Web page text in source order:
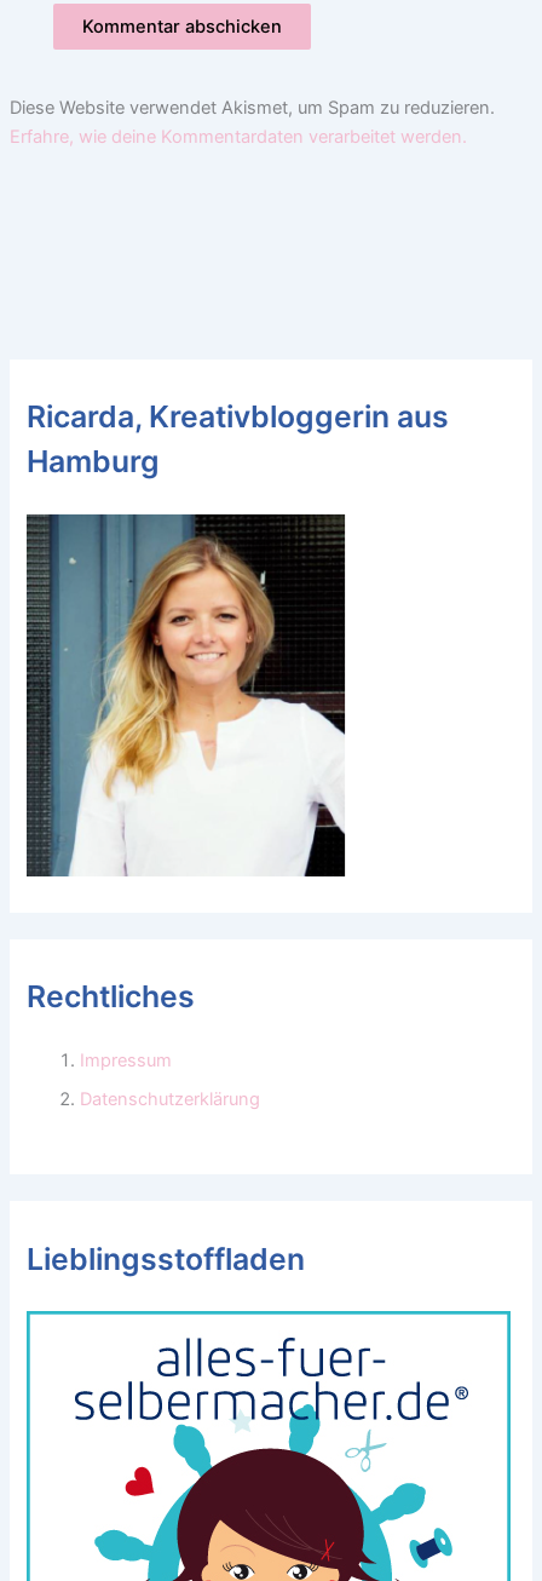
Diese Website verwendet Akismet, um Spam zu reduzieren.
Erfahre, wie deine Kommentardaten verarbeitet werden.
Ricarda, Kreativbloggerin aus
Hamburg
Rechtliches
Impressum
Datenschutzerklärung
Lieblingsstoffladen